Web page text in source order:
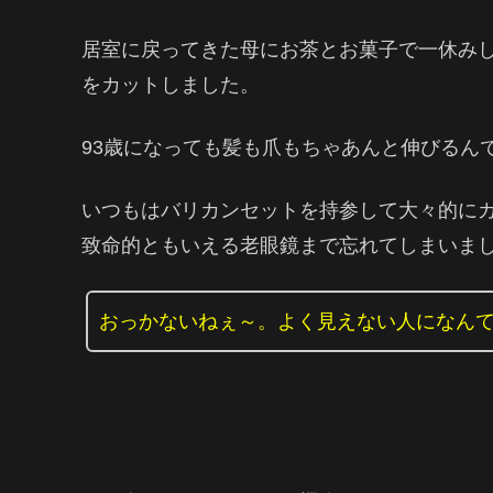
居室に戻ってきた母にお茶とお菓子で一休み
をカットしました。
93歳になっても髪も爪もちゃあんと伸びる
いつもはバリカンセットを持参して大々的に
致命的ともいえる老眼鏡まで忘れてしまいま
おっかないねぇ～。よく見えない人になん